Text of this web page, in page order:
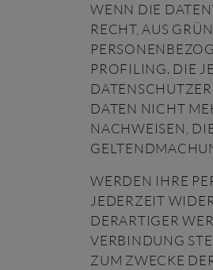
WENN DIE
RECHT, AUS
PROFILING. DIE
DATEN NICHT
NACHWEISEN,
WERDEN IHRE
JEDERZEIT
DERARTIGER
VERBINDUNG
ZUM ZWECKE